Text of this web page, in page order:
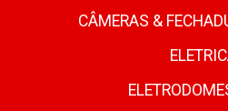
CÂMERAS &